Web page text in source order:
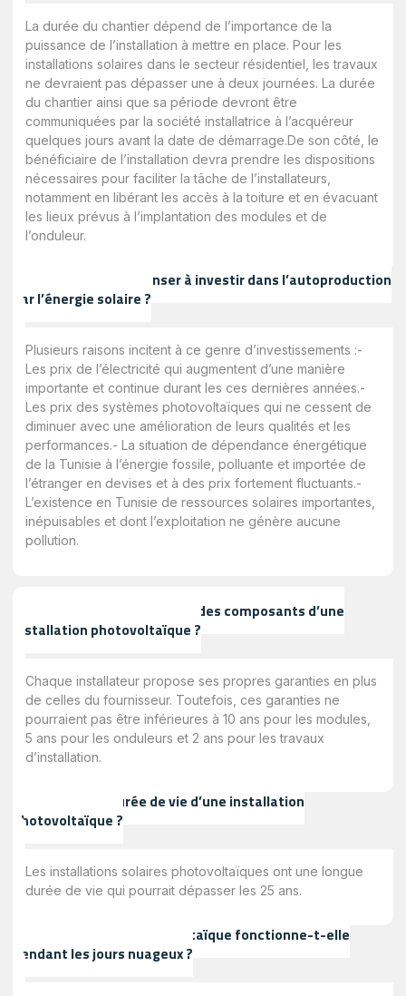
La durée du chantier dépend de l’importance de la
puissance de l’installation à mettre en place. Pour les
installations solaires dans le secteur résidentiel, les travaux
ne devraient pas dépasser une à deux journées. La durée
du chantier ainsi que sa période devront être
communiquées par la société installatrice à l’acquéreur
quelques jours avant la date de démarrage.De son côté, le
bénéficiaire de l’installation devra prendre les dispositions
nécessaires pour faciliter la tâche de l’installateurs,
notamment en libérant les accès à la toiture et en évacuant
les lieux prévus à l’implantation des modules et de
l’onduleur.
Pourquoi, faut-il penser à investir dans l’autoproduction
par l’énergie solaire ?
Plusieurs raisons incitent à ce genre d’investissements :-
Les prix de l’électricité qui augmentent d’une manière
importante et continue durant les ces dernières années.-
Les prix des systèmes photovoltaïques qui ne cessent de
diminuer avec une amélioration de leurs qualités et les
performances.- La situation de dépendance énergétique
de la Tunisie à l’énergie fossile, polluante et importée de
l’étranger en devises et à des prix fortement fluctuants.-
L’existence en Tunisie de ressources solaires importantes,
inépuisables et dont l’exploitation ne génère aucune
pollution.
Quelles sont les garanties des composants d’une
installation photovoltaïque ?
Chaque installateur propose ses propres garanties en plus
de celles du fournisseur. Toutefois, ces garanties ne
pourraient pas être inférieures à 10 ans pour les modules,
5 ans pour les onduleurs et 2 ans pour les travaux
d’installation.
Quelle est la durée de vie d’une installation
photovoltaïque ?
Les installations solaires photovoltaïques ont une longue
durée de vie qui pourrait dépasser les 25 ans.
Une installation photovoltaïque fonctionne-t-elle
pendant les jours nuageux ?